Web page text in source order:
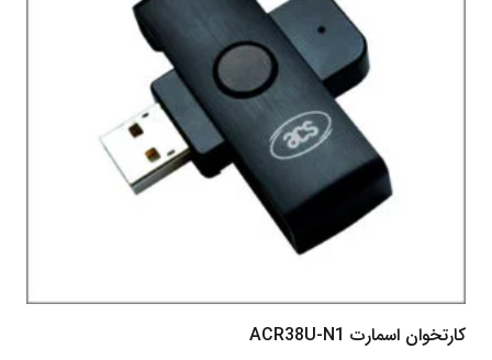
کارتخوان اسمارت ACR38U-N1